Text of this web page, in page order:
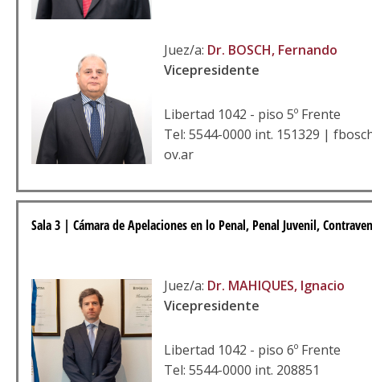
Juez/a: Dr. BOSCH, Fernando
Vicepresidente
Libertad 1042 - piso 5º Frente
Tel: 5544-0000 int. 151329 |
ov.ar
Sala 3 | Cámara de Apelaciones en lo Penal, Penal Juvenil,
Juez/a: Dr. MAHIQUES, Ignacio
Vicepresidente
Libertad 1042 - piso 6º Frente
Tel: 5544-0000 int. 208851